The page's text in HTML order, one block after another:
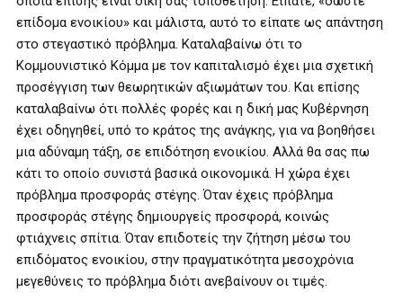
επίδομα ενοικίου» και μάλιστα, αυτό το είπατε ως απάντηση
στο στεγαστικό πρόβλημα. Καταλαβαίνω ότι το
Κομμουνιστικό Κόμμα με τον καπιταλισμό έχει μια σχετική
προσέγγιση των θεωρητικών αξιωμάτων του. Και επίσης
καταλαβαίνω ότι πολλές φορές και η δική μας Κυβέρνηση
έχει οδηγηθεί, υπό το κράτος της ανάγκης, για να βοηθήσει
μια αδύναμη τάξη, σε επιδότηση ενοικίου. Αλλά θα σας πω
κάτι το οποίο συνιστά βασικά οικονομικά. Η χώρα έχει
πρόβλημα προσφοράς στέγης. Όταν έχεις πρόβλημα
προσφοράς στέγης δημιουργείς προσφορά, κοινώς
φτιάχνεις σπίτια. Όταν επιδοτείς την ζήτηση μέσω του
επιδόματος ενοικίου, στην πραγματικότητα μεσοχρόνια
μεγεθύνεις το πρόβλημα διότι ανεβαίνουν οι τιμές.